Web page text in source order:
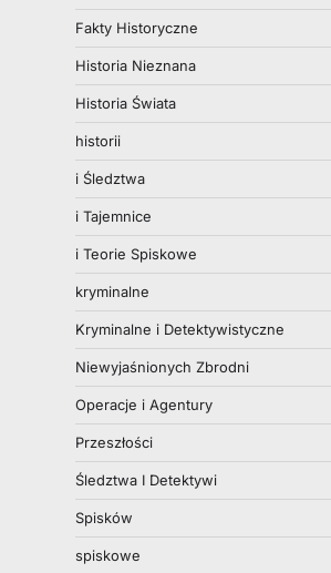
Fakty Historyczne
Historia Nieznana
Historia Świata
historii
i Śledztwa
i Tajemnice
i Teorie Spiskowe
kryminalne
Kryminalne i Detektywistyczne
Niewyjaśnionych Zbrodni
Operacje i Agentury
Przeszłości
Śledztwa I Detektywi
Spisków
spiskowe